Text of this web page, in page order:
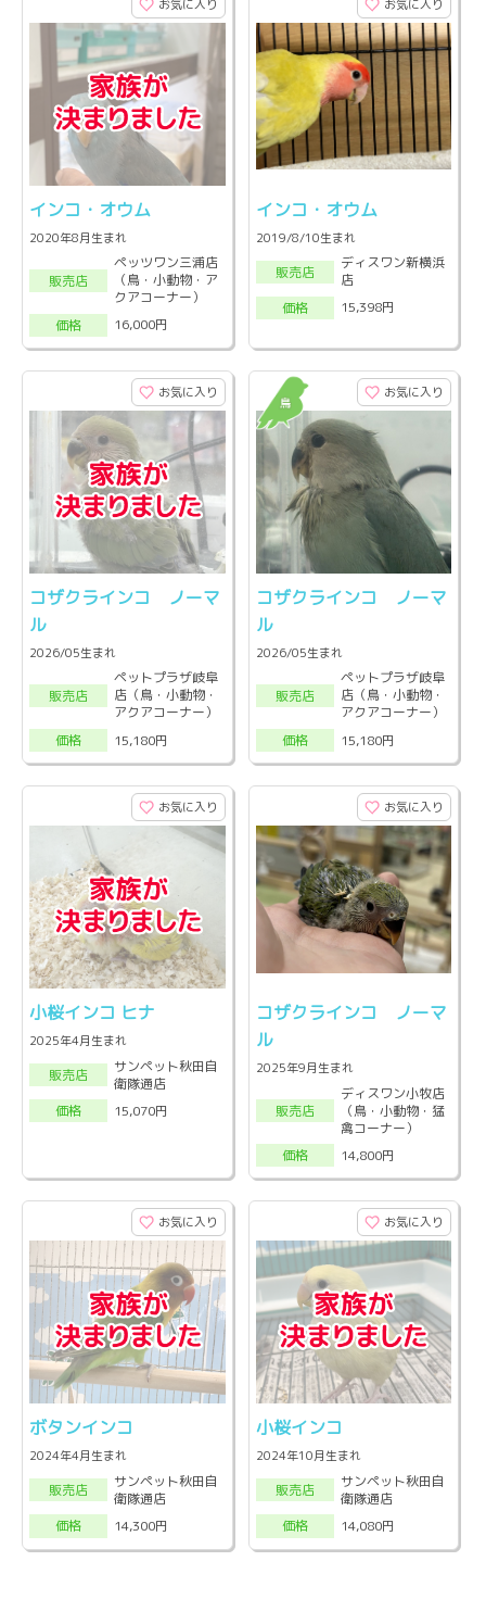
お気に入り
インコ・オウム
2020年8月生まれ
販売店
ペッツワン三浦店
（鳥・小動物・ア
クアコーナー）
価格
16,000円
お気に入り
インコ・オウム
2019/8/10生まれ
販売店
ディスワン新横浜
店
価格
15,398円
お気に入り
コザクラインコ ノーマ
ル
2026/05生まれ
販売店
ペットプラザ岐阜
店（鳥・小動物・
アクアコーナー）
価格
15,180円
お気に入り
コザクラインコ ノーマ
ル
2026/05生まれ
販売店
ペットプラザ岐阜
店（鳥・小動物・
アクアコーナー）
価格
15,180円
お気に入り
小桜インコ ヒナ
2025年4月生まれ
販売店
サンペット秋田自
衛隊通店
価格
15,070円
お気に入り
コザクラインコ ノーマ
ル
2025年9月生まれ
販売店
ディスワン小牧店
（鳥・小動物・猛
禽コーナー）
価格
14,800円
お気に入り
ボタンインコ
2024年4月生まれ
販売店
サンペット秋田自
衛隊通店
価格
14,300円
お気に入り
小桜インコ
2024年10月生まれ
販売店
サンペット秋田自
衛隊通店
価格
14,080円